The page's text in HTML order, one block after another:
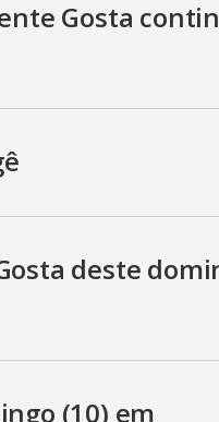
Gosta
deste
(10) em